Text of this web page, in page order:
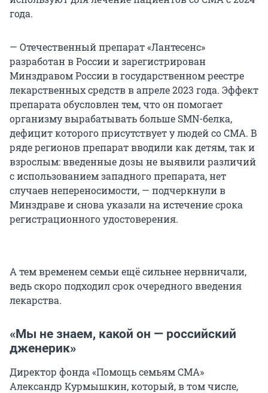
года.
— Отечественный препарат «Лантесенс»
разработан в России и зарегистрирован
Минздравом России в государственном реестре
лекарственных средств в апреле 2023 года. Эффект
препарата обусловлен тем, что он помогает
организму вырабатывать больше SMN-белка,
дефицит которого присутствует у людей со СМА. В
ряде регионов препарат вводили как детям, так и
взрослым: введенные дозы не выявили различий
с использованием западного препарата, нет
случаев непереносимости, — подчеркнули в
Минздраве и снова указали на истечение срока
регистрационного удостоверения.
А тем временем семьи ещё сильнее нервничали,
ведь скоро подходил срок очередного введения
лекарства.
«Мы не знаем, какой он — российский
дженерик»
Директор фонда «Помощь семьям СМА»
Александр Курмышкин, который, в том числе,